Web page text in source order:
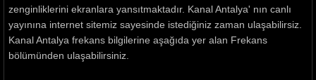
zenginliklerini ekranlara yansıtmaktadır. Kanal Antalya' nın canlı
yayınına internet sitemiz sayesinde istediğiniz zaman ulaşabilirsiz.
Kanal Antalya frekans bilgilerine aşağıda yer alan Frekans
bölümünden ulaşabilirsiniz.